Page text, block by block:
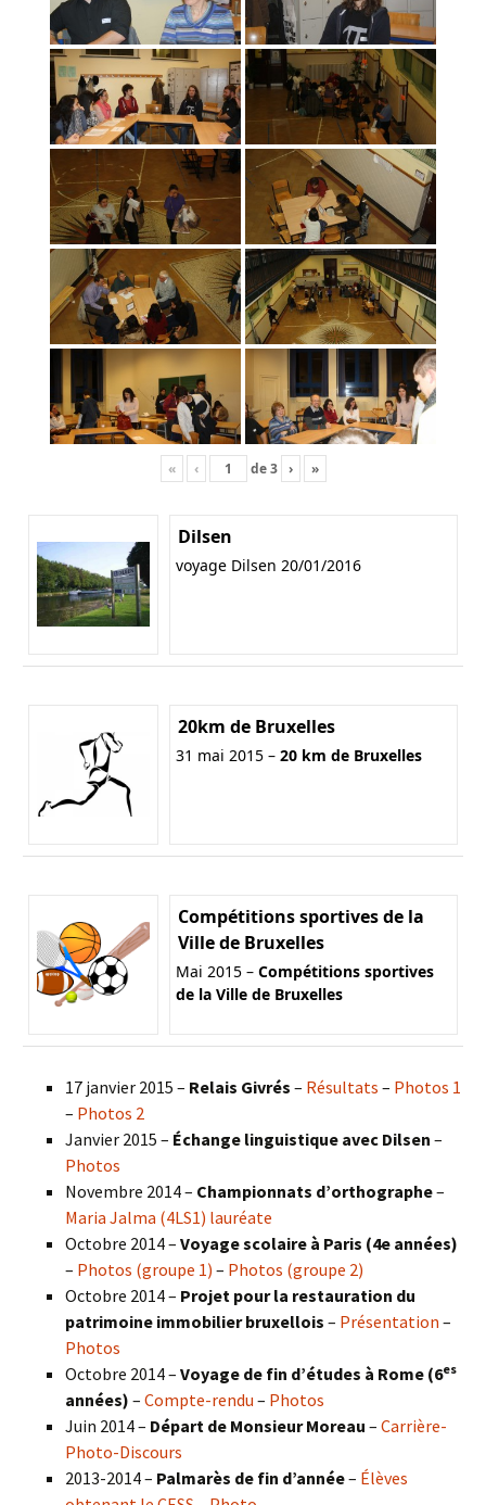
« ‹ de3 › »
Dilsen
voyage Dilsen 20/01/2016
20km de Bruxelles
31 mai 2015 – 20 km de Bruxelles
Compétitions sportives de la
Ville de Bruxelles
Mai 2015 – Compétitions sportives
de la Ville de Bruxelles
17 janvier 2015 – Relais Givrés – Résultats – Photos 1
– Photos 2
Janvier 2015 – Échange linguistique avec Dilsen –
Photos
Novembre 2014 – Championnats d’orthographe–
Maria Jalma (4LS1) lauréate
Octobre 2014 – Voyage scolaire à Paris (4e années)
– Photos (groupe 1) – Photos (groupe 2)
Octobre 2014 – Projet pour la restauration du
patrimoine immobilier bruxellois – Présentation –
Photos
Octobre 2014 – Voyage de fin d’études à Rome (6es
années) – Compte-rendu – Photos
Juin 2014 – Départ de Monsieur Moreau – Carrière-
Photo-Discours
2013-2014 – Palmarès de fin d’année– Élèves